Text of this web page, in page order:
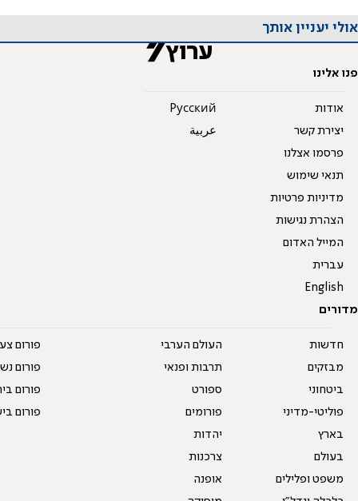
אולי יעניין אותך
פנו אלינו
אודות
יצירת קשר
פרסמו אצלנו
תנאי שימוש
מדיניות פרטיות
הצהרת נגישות
המייל האדום
עברית
English
Pусский
عربية
מדורים
חדשות
מבזקים
ביטחוני
פוליטי-מדיני
בארץ
בעולם
משפט ופלילים
העולם הערבי
תרבות ופנאי
ספורט
פורומים
יהדות
צרכנות
אופנה
פורום
פורום
פורום
פורום